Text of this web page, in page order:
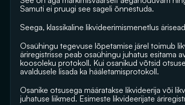
Samuti ei pruugi see sageli õnnestuda.
Seega, klassikaline likvideerimismenetlus
Osaühingu tegevuse lõpetamise järel toimub
äriregistrisse peab osaühingu juhatus esitama
koosoleku protokoll. Kui osanikud võtsid
avaldusele lisada ka hääletamisprotokoll.
Osanike otsusega määratakse likvideerija või
juhatuse liikmed. Esimeste likvideerijate